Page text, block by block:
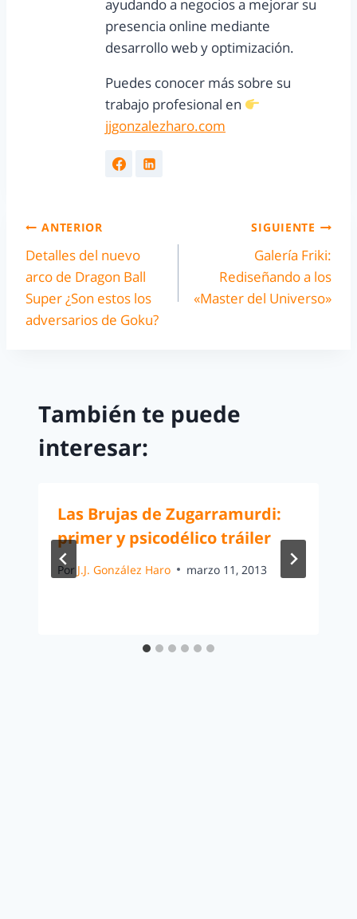
ayudando a negocios a mejorar su
presencia online mediante
desarrollo web y optimización.
Puedes conocer más sobre su
trabajo profesional en
jjgonzalezharo.com
ANTERIOR
Detalles del nuevo
arco de Dragon Ball
Super ¿Son estos los
adversarios de Goku?
SIGUIENTE
Galería Friki:
Rediseñando a los
«Master del Universo»
También te puede
interesar:
Las Brujas de Zugarramurdi:
primer y psicodélico tráiler
Por J.J. González Haro marzo 11, 2013